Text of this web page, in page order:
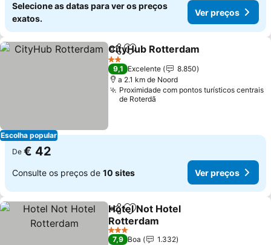
Selecione as datas para ver os preços
exatos.
Ver preços
Escolha popular
PartilharAdicionar aos favoritos
CityHub Rotterdam
2 Estrelas
9,1 Excelente
8.850
a 2.1 km de Noord
Proximidade com pontos turísticos centrais
de Roterdã
De € 42
Consulte os preços de 10 sites Ver preços
PartilharAdicionar aos favoritos
Hotel Not Hotel
Rotterdam
3 Estrelas
7,9 Boa
1.332